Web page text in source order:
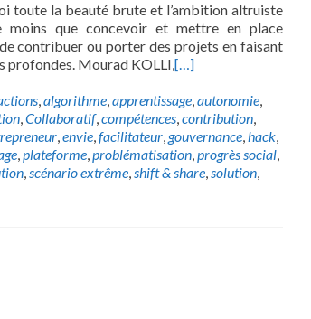
toute la beauté brute et l’ambition altruiste
que concevoir et mettre en place
contribuer ou porter des projets en faisant
profondes. Mourad KOLLI,[…]
,algorithme,apprentissage,autonomie,
,Collaboratif,compétences,contribution,
,envie,facilitateur,gouvernance,hack,
,plateforme,problématisation,progrès social,
,scénario extrême,shift & share,solution,